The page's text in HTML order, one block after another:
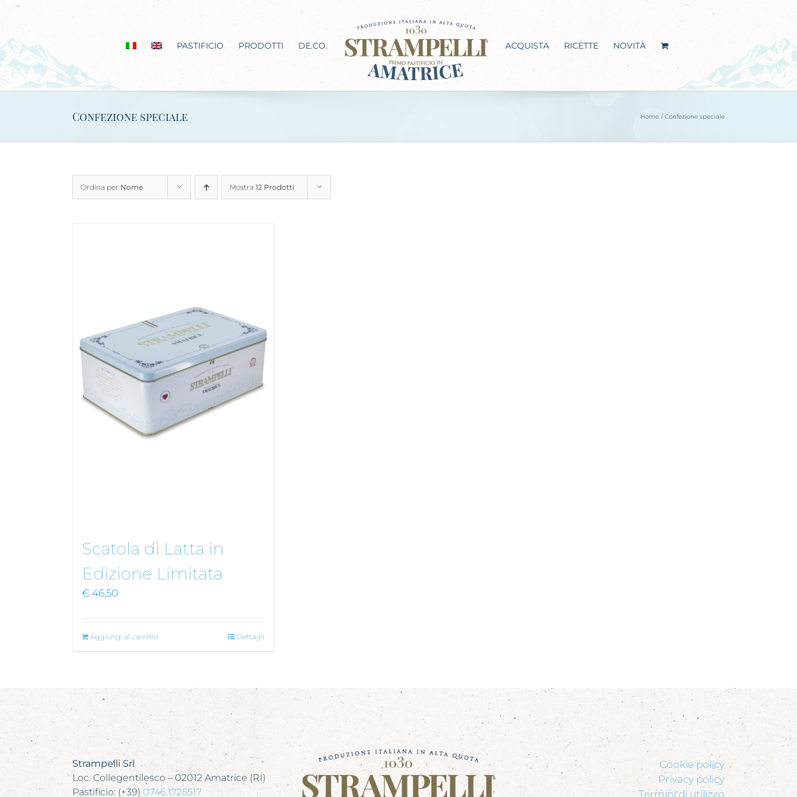
Salta
contenuto
PASTIFICIO PRODOTTI DE.CO. ACQUISTA RICETTE NOVITÀ
Confezione speciale Home Confezione speciale
Ordina per Nome Mostra 12 Prodotti
Scatola di Latta in
Edizione Limitata
€ 46,50
Aggiungi al carrello Dettagli
Strampelli Srl
Loc. Collegentilesco – 02012 Amatrice (RI)
Pastificio: (+39)0746.1725517
Cookie policy
Privacy policy
Termini di utilizzo